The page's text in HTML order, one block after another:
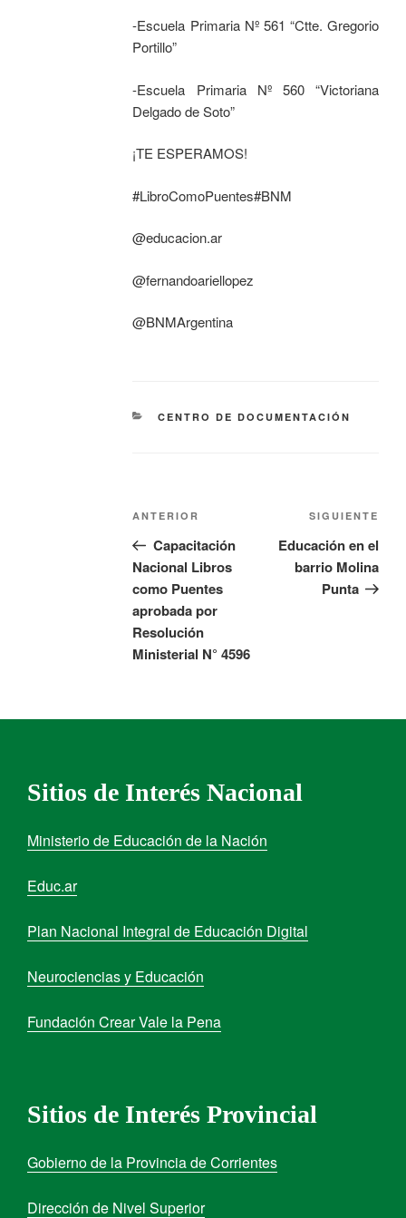
-Escuela Primaria Nº 561 “Ctte. Gregorio
Portillo”
-Escuela Primaria Nº 560 “Victoriana
Delgado de Soto”
¡TE ESPERAMOS!
#LibroComoPuentes#BNM
@educacion.ar
@fernandoariellopez
@BNMArgentina
CENTRO DE DOCUMENTACIÓN
ANTERIOR
Capacitación
Nacional Libros
como Puentes
aprobada por
Resolución
Ministerial N° 4596
SIGUIENTE
Educación en el
barrio Molina
Punta
Sitios de Interés Nacional
Ministerio de Educación de la Nación
Educ.ar
Plan Nacional Integral de Educación Digital
Neurociencias y Educación
Fundación Crear Vale la Pena
Sitios de Interés Provincial
Gobierno de la Provincia de Corrientes
Dirección de Nivel Superior